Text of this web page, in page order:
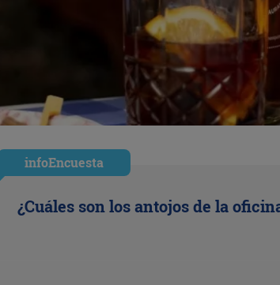
infoEncuesta
¿Cuáles son los antojos de la